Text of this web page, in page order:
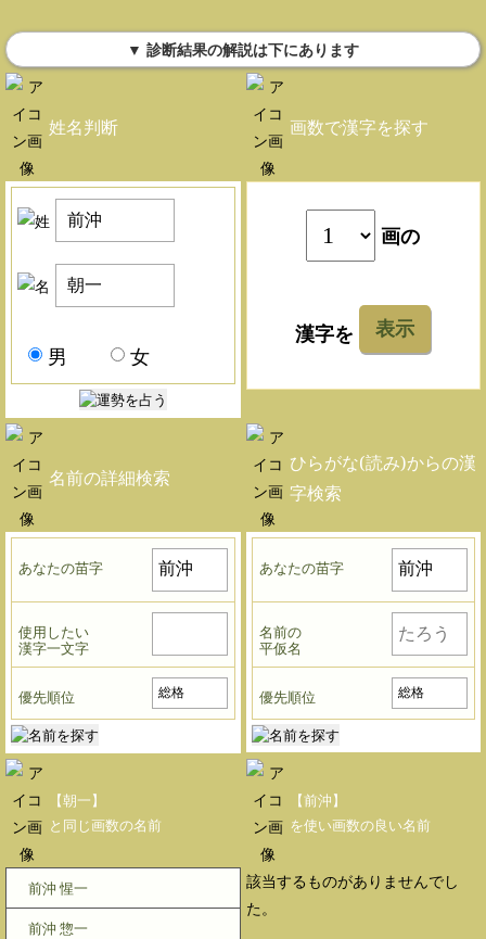
▼ 診断結果の解説は下にあります
姓名判断
男 女
画数で漢字を探す
画の
漢字を 表示
名前の詳細検索
あなたの苗字
使用したい
漢字一文字
優先順位
ひらがな(読み)からの漢
字検索
あなたの苗字
名前の
平仮名
優先順位
【朝一】
と同じ画数の名前
前沖 惺一
前沖 惣一
【前沖】
を使い画数の良い名前
該当するものがありませんでし
た。